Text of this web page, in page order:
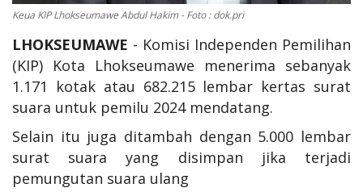
Daftar
Keua KIP Lhokseumawe Abdul Hakim - Foto : dok.pri
LHOKSEUMAWE - Komisi Independen Pemilihan
(KIP) Kota Lhokseumawe menerima sebanyak
1.171 kotak atau 682.215 lembar kertas surat
suara untuk pemilu 2024 mendatang.
Selain itu juga ditambah dengan 5.000 lembar
surat suara yang disimpan jika terjadi
pemungutan suara ulang